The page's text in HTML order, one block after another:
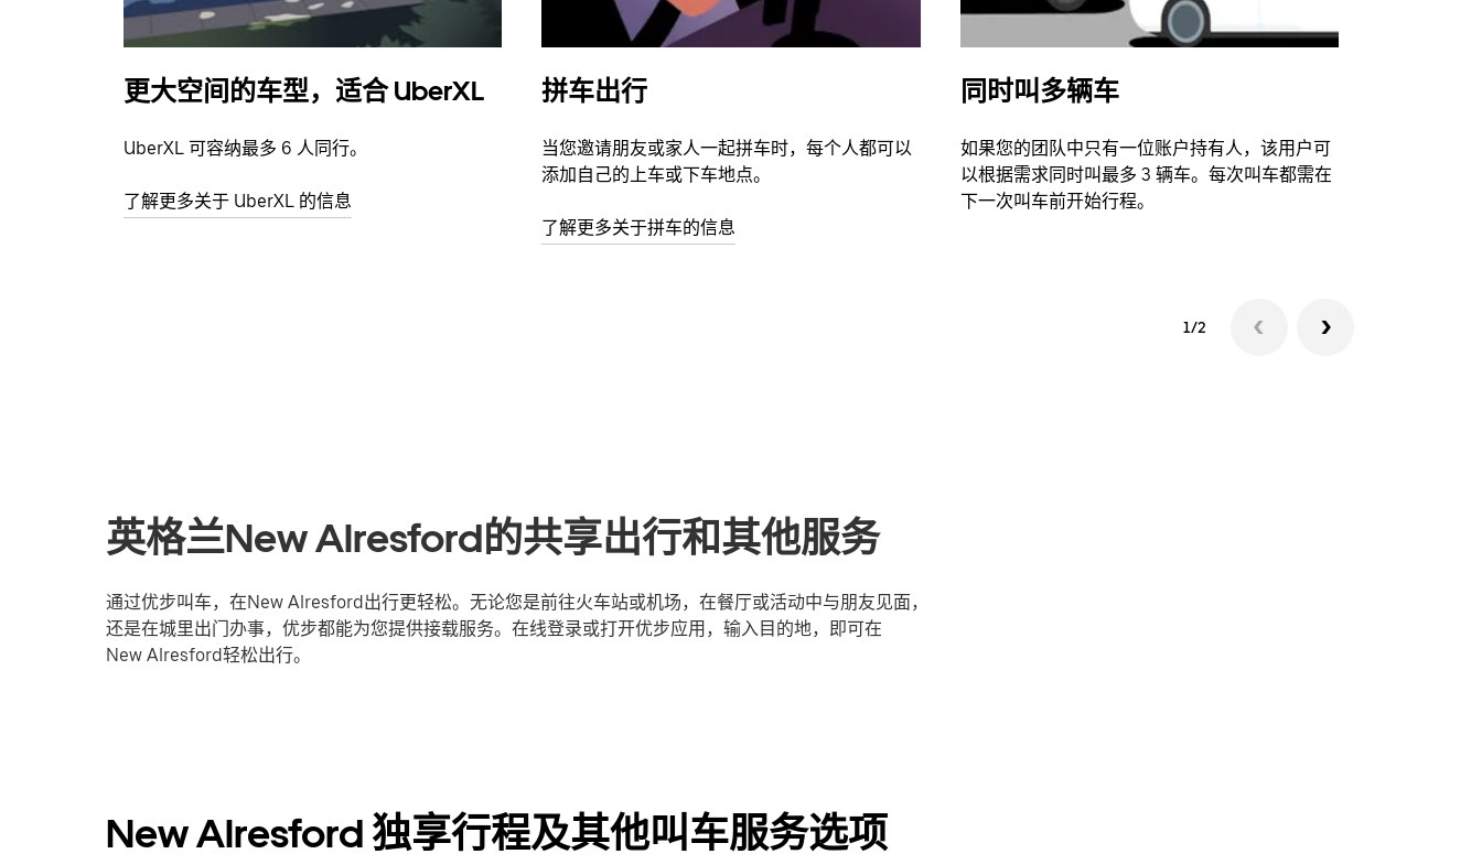
更大空间的车型，适合 UberXL
UberXL 可容纳最多 6 人同行。
了解更多关于 UberXL 的信息
拼车出行
当您邀请朋友或家人一起拼车时，每个人都可以
添加自己的上车或下车地点。
了解更多关于拼车的信息
同时叫多辆车
如果您的团队中只有一位账户持有人，该用户可
以根据需求同时叫最多 3 辆车。每次叫车都需在
下一次叫车前开始行程。
1/2
英格兰New Alresford的共享出行和其他服务
通过优步叫车，在New Alresford出行更轻松。无论您是前往火车站或机场，在餐厅或活动中与朋友见面，
还是在城里出门办事，优步都能为您提供接载服务。在线登录或打开优步应用，输入目的地，即可在
New Alresford轻松出行。
New Alresford 独享行程及其他叫车服务选项